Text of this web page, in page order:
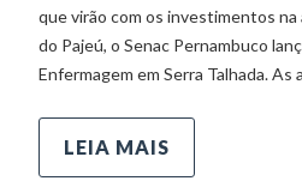
que virão com os investimentos na
do Pajeú, o Senac Pernambuco
Enfermagem em Serra Talhada. As
LEIA MAIS